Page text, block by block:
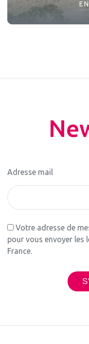
Adresse mail
Votre adresse de
pour vous envoyer les
France.